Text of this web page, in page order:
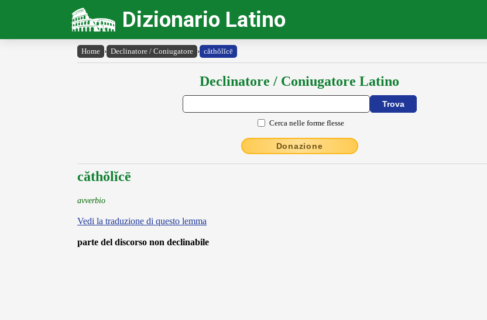
Dizionario Latino
Home › Declinatore / Coniugatore › căthŏlĭcē
Declinatore / Coniugatore Latino
Cerca nelle forme flesse
Donazione
căthŏlĭcē
avverbio
Vedi la traduzione di questo lemma
parte del discorso non declinabile